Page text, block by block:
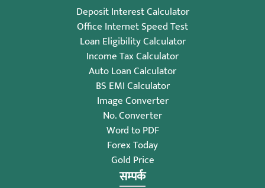
Deposit Interest Calculator
Office Internet Speed Test
Loan Eligibility Calculator
Income Tax Calculator
Auto Loan Calculator
BS EMI Calculator
Image Converter
No. Converter
Word to PDF
Forex Today
Gold Price
सम्पर्क